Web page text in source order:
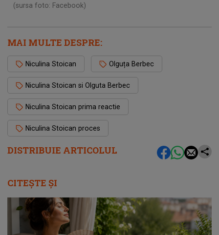
DISTRIBUIE ARTICOLUL
(sursa foto: Facebook)
MAI MULTE DESPRE:
Niculina Stoican Olguța Berbec
Niculina Stoican si Olguta Berbec
Niculina Stoican prima reactie
Niculina Stoican proces
CITEȘTE ȘI